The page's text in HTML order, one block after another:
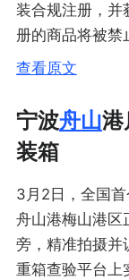
装合规注册，并
册的商品将被禁
查看原文
宁波舟山港
装箱
3月2日，全国
舟山港梅山港区
旁，精准拍摄并
重箱查验平台上